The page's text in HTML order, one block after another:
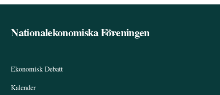
Back
Nationalekonomiska Föreningen
Ekonomisk Debatt
Kalender